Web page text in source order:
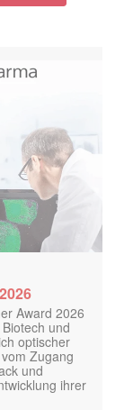
Award 2026
und
optischer
Zugang
und
ihrer